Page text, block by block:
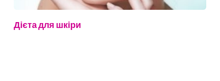
Дієта для шкіри